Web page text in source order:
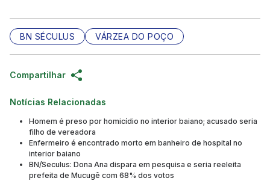
BN SÉCULUS VÁRZEA DO POÇO
Compartilhar
Notícias Relacionadas
Homem é preso por homicídio no interior baiano; acusado seria
filho de vereadora
Enfermeiro é encontrado morto em banheiro de hospital no
interior baiano
BN/Seculus: Dona Ana dispara em pesquisa e seria reeleita
prefeita de Mucugê com 68% dos votos